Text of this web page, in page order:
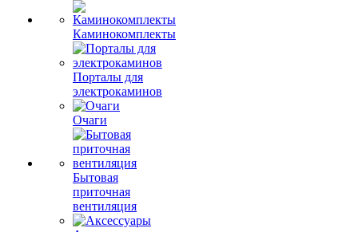
Каминокомплекты
Порталы для
электрокаминов
Очаги
Бытовая
приточная
вентиляция